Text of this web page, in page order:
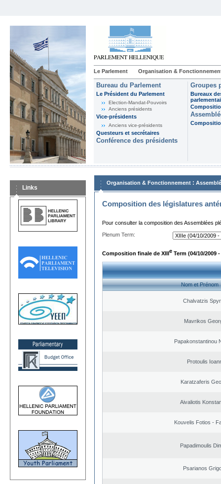
Le Parlement Organisation &
Bureau du Parlement
Le Président du Parlement
Election-Mandat-Pouvoirs
Anciens présidents
Vice-présidents
Anciens vice-présidents
Questeurs et secrétaires
Conférence des présidents
Groupes
Bureaux
Links
Organisation & Fonctionnement :
Composition des législatures
Pour consulter la composition des Assemblées
Plenum Term:
Composition finale de XIIIe Term (04/10/2009 -
Nom et Prénom
Chalvatzis
Mavrikos
Papakonstantinou
Protoulis
Karatzaferis
Aivaliotis
Kouvelis Fotios -
Papadimoulis
Psarianos